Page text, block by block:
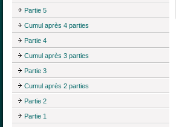
Partie 5
Cumul après 4 parties
Partie 4
Cumul après 3 parties
Partie 3
Cumul après 2 parties
Partie 2
Partie 1